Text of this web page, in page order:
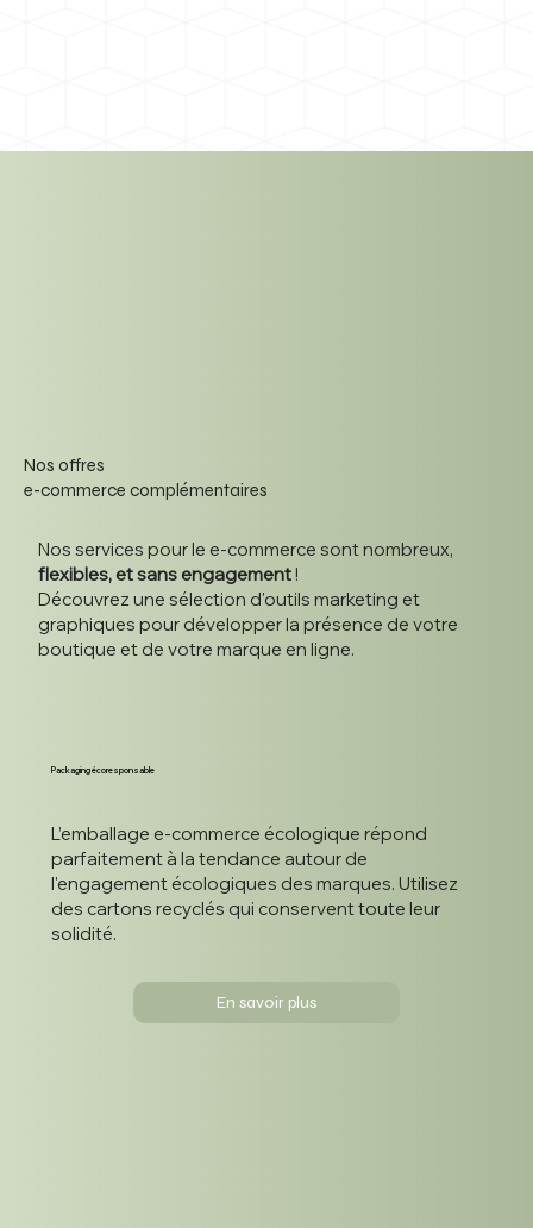
Nos offres
e-commerce complémentaires
Nos services pour le e-commerce sont nombreux,
flexibles, et sans engagement!
Découvrez une sélection d'outils marketing et
graphiques pour développer la présence de votre
boutique et de votre marque en ligne.
En savoir plus
L’emballage e-commerce écologique répond
parfaitement à la tendance autour de
l'engagement écologiques des marques. Utilisez
des cartons recyclés qui conservent toute leur
solidité.
Packaging écoresponsable